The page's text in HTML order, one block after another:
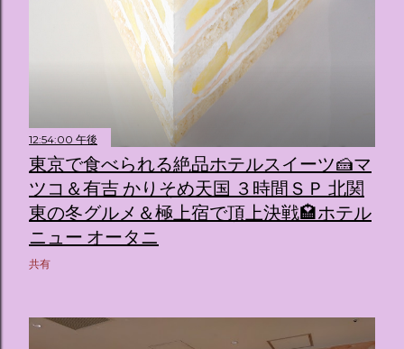
12:54:00 午後
東京で食べられる絶品ホテルスイーツ🍰マ
ツコ＆有吉 かりそめ天国 ３時間ＳＰ 北関
東の冬グルメ＆極上宿で頂上決戦🏩ホテル
ニュー オータニ
共有